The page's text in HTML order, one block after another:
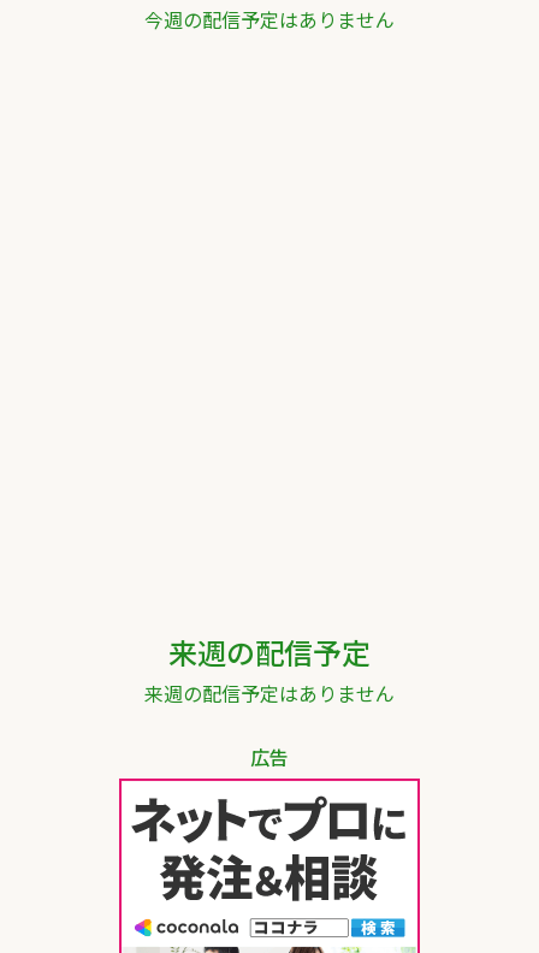
今週の配信予定はありません
来週の配信予定
来週の配信予定はありません
広告